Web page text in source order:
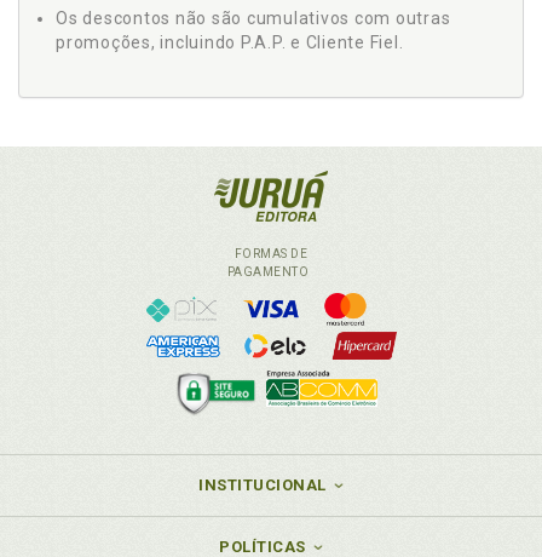
Os descontos não são cumulativos com outras
promoções, incluindo P.A.P. e Cliente Fiel.
FORMAS DE
PAGAMENTO
INSTITUCIONAL
POLÍTICAS